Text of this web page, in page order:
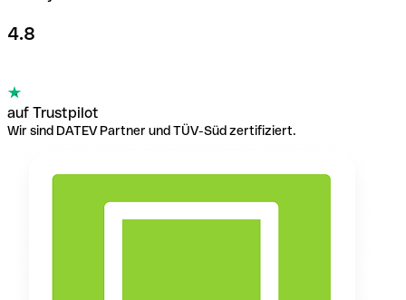
4.8
auf Trustpilot
Wir sind DATEV Partner und TÜV-Süd zertifiziert.